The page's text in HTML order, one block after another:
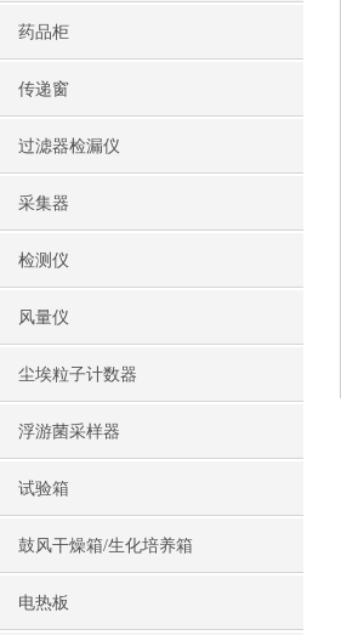
药品柜
传递窗
过滤器检漏仪
采集器
检测仪
风量仪
尘埃粒子计数器
浮游菌采样器
试验箱
鼓风干燥箱/生化培养箱
电热板